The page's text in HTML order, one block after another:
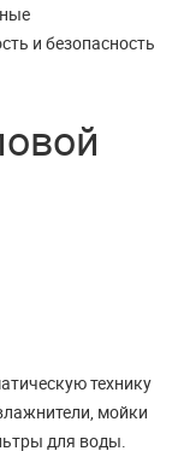
и безопасность
технику
мойки
для воды.